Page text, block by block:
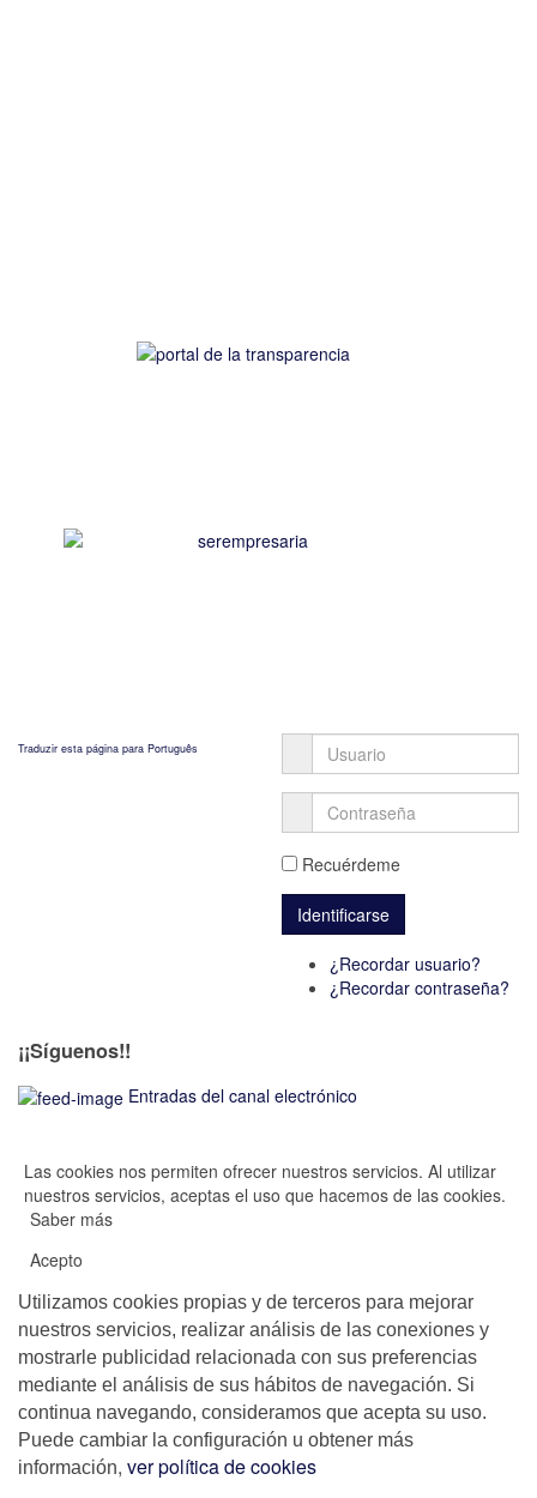
Traduzir esta página para Português
Recuérdeme
¿Recordar usuario?
¿Recordar contraseña?
¡¡Síguenos!!
Entradas del canal electrónico
Las cookies nos permiten ofrecer nuestros servicios. Al utilizar
nuestros servicios, aceptas el uso que hacemos de las cookies.
Saber más
Acepto
Utilizamos cookies propias y de terceros para mejorar
nuestros servicios, realizar análisis de las conexiones y
mostrarle publicidad relacionada con sus preferencias
mediante el análisis de sus hábitos de navegación. Si
continua navegando, consideramos que acepta su uso.
Puede cambiar la configuración u obtener más
información, ver política de cookies